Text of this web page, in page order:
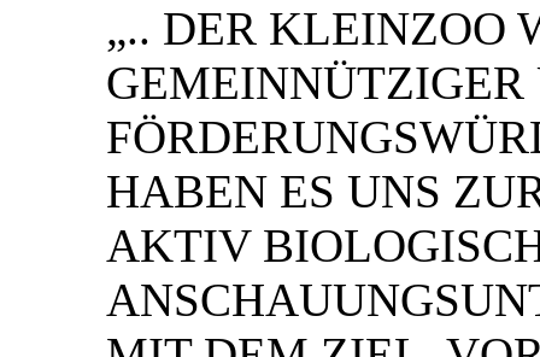
„.. DER KLEINZOO
GEMEINNÜTZIGER
HABEN ES UNS
AKTIV